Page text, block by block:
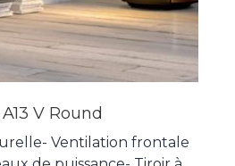
A13 V Round
Ventilation frontale